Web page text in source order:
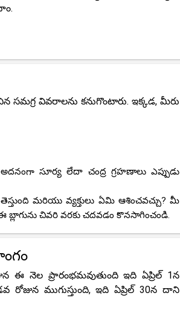
సమగ్ర వివరాలను కనుగొంటారు. ఇక్కడ, మీరు
సూర్య లేదా చంద్ర గ్రహణాలు ఎప్పుడు
మరియు వ్యక్తులు ఏమి ఆశించవచ్చు? మీ
బ్లాగును చివరి వరకు చదవడం కొనసాగించండి.
ఈ నెల ప్రారంభమవుతుంది ఇది ఏప్రిల్ 1న
రోజున ముగుస్తుంది, ఇది ఏప్రిల్ 30న దాని